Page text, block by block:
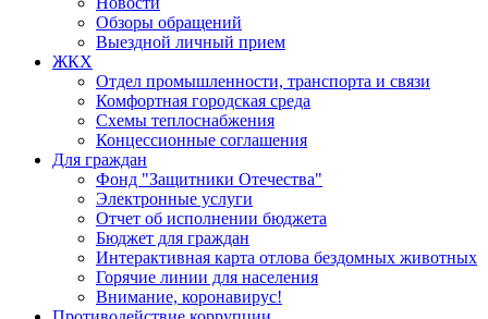
Обзоры обращений
Выездной личный прием
ЖКХ
Отдел промышленности, транспорта и связи
Комфортная городская среда
Схемы теплоснабжения
Концессионные соглашения
Для граждан
Фонд "Защитники Отечества"
Электронные услуги
Отчет об исполнении бюджета
Бюджет для граждан
Интерактивная карта отлова бездомных животных
Горячие линии для населения
Внимание, коронавирус!